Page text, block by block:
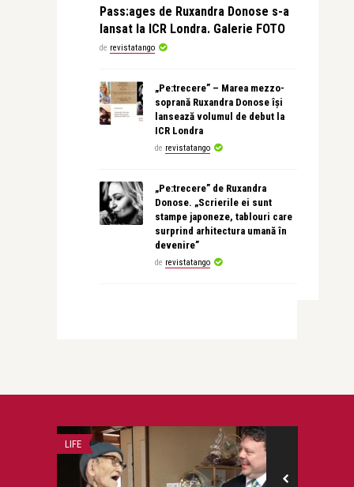
Pass:ages de Ruxandra Donose s-a
lansat la ICR Londra. Galerie FOTO
de revistatango
„Pe:trecere” – Marea mezzo-
soprană Ruxandra Donose își
lansează volumul de debut la
ICR Londra
de revistatango
„Pe:trecere” de Ruxandra
Donose. „Scrierile ei sunt
stampe japoneze, tablouri care
surprind arhitectura umană în
devenire”
de revistatango
LIFE